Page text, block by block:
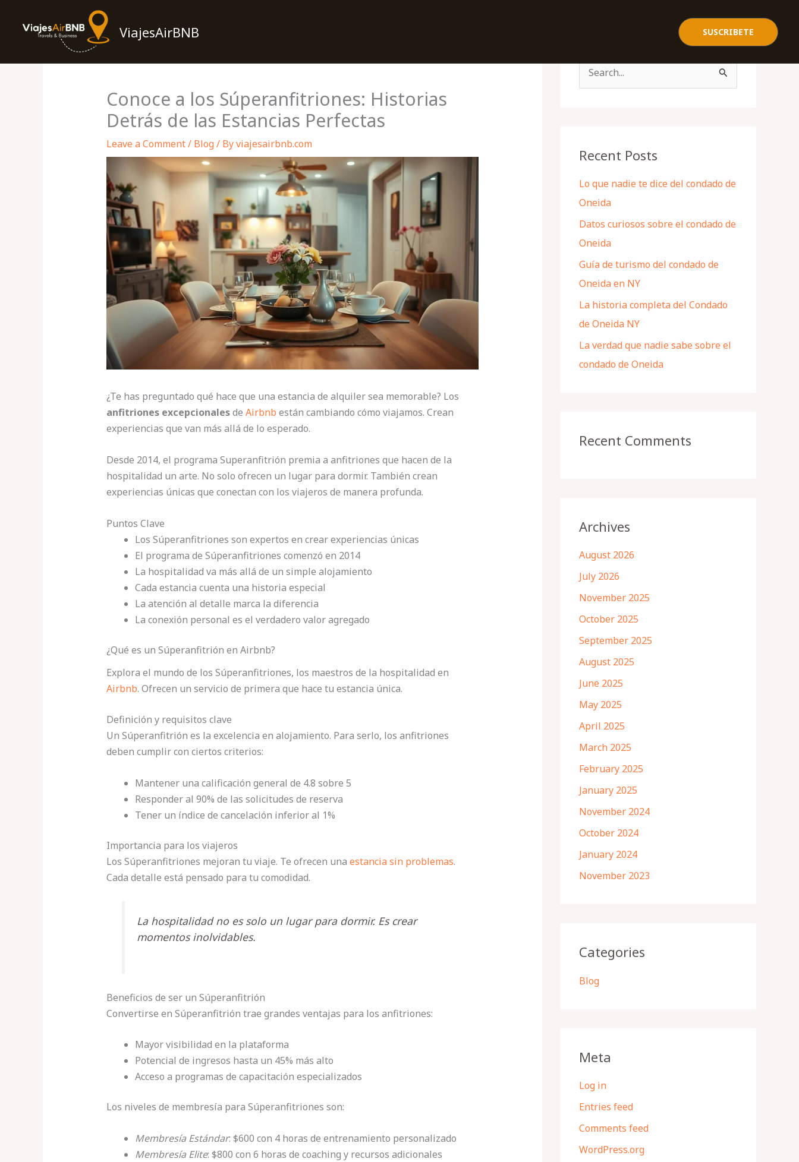
ViajesAirBNB SUSCRIBETE
Conoce a los Súperanfitriones: Historias
Detrás de las Estancias Perfectas
Leave a Comment/ Blog/ Byviajesairbnb.com
¿Te has preguntado qué hace que una estancia de alquiler sea memorable? Los
anfitriones excepcionalesde Airbnb están cambiando cómo viajamos. Crean
experiencias que van más allá de lo esperado.
Desde 2014, el programa Superanfitrión premia a anfitriones que hacen de la
hospitalidad un arte. No solo ofrecen un lugar para dormir. También crean
experiencias únicas que conectan con los viajeros de manera profunda.
Puntos Clave
Los Súperanfitriones son expertos en crear experiencias únicas
El programa de Súperanfitriones comenzó en 2014
La hospitalidad va más allá de un simple alojamiento
Cada estancia cuenta una historia especial
La atención al detalle marca la diferencia
La conexión personal es el verdadero valor agregado
¿Qué es un Súperanfitrión en Airbnb?
Explora el mundo de los Súperanfitriones, los maestros de la hospitalidad en
Airbnb. Ofrecen un servicio de primera que hace tu estancia única.
Definición y requisitos clave
Un Súperanfitrión es la excelencia en alojamiento. Para serlo, los anfitriones
deben cumplir con ciertos criterios:
Mantener una calificación general de 4.8 sobre 5
Responder al 90% de las solicitudes de reserva
Tener un índice de cancelación inferior al 1%
Importancia para los viajeros
Los Súperanfitriones mejoran tu viaje. Te ofrecen una estancia sin problemas.
Cada detalle está pensado para tu comodidad.
La hospitalidad no es solo un lugar para dormir. Es crear
momentos inolvidables.
Beneficios de ser un Súperanfitrión
Convertirse en Súperanfitrión trae grandes ventajas para los anfitriones:
Mayor visibilidad en la plataforma
Potencial de ingresos hasta un 45% más alto
Acceso a programas de capacitación especializados
Los niveles de membresía para Súperanfitriones son:
Membresía Estándar: $600 con 4 horas de entrenamiento personalizado
Membresía Elite: $800 con 6 horas de coaching y recursos adicionales
c
f
o
r
:
Recent Posts
Lo que nadie te dice del condado de
Oneida
Datos curiosos sobre el condado de
Oneida
Guía de turismo del condado de
Oneida en NY
La historia completa del Condado
de Oneida NY
La verdad que nadie sabe sobre el
condado de Oneida
Recent Comments
Archives
August 2026
July 2026
November 2025
October 2025
September 2025
August 2025
June 2025
May 2025
April 2025
March 2025
February 2025
January 2025
November 2024
October 2024
January 2024
November 2023
Categories
Blog
Meta
Log in
Entries feed
Comments feed
WordPress.org